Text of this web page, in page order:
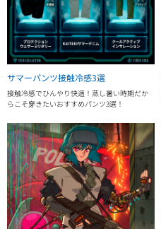
サマーパンツ接触冷感3選
接触冷感でひんやり快適！蒸し暑い時期だか
らこそ穿きたいおすすめパンツ3選！